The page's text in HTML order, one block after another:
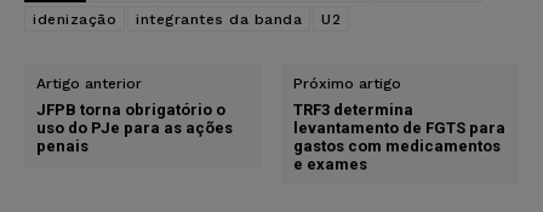
idenização
integrantes da banda U2
Artigo anterior
JFPB torna obrigatório o
uso do PJe para as ações
penais
Próximo artigo
TRF3 determina
levantamento de FGTS para
gastos com medicamentos
e exames